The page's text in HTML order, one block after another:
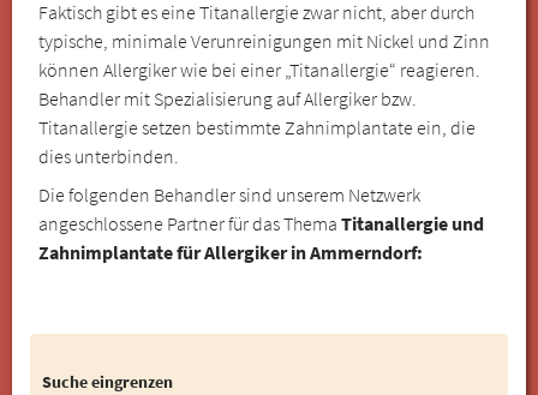
Faktisch gibt es eine Titanallergie zwar nicht, aber durch
typische, minimale Verunreinigungen mit Nickel und Zinn
können Allergiker wie bei einer „Titanallergie“ reagieren.
Behandler mit Spezialisierung auf Allergiker bzw.
Titanallergie setzen bestimmte Zahnimplantate ein, die
dies unterbinden.
Die folgenden Behandler sind unserem Netzwerk
angeschlossene Partner für das ThemaTitanallergie und
Zahnimplantate für Allergiker in Ammerndorf:
Suche eingrenzen